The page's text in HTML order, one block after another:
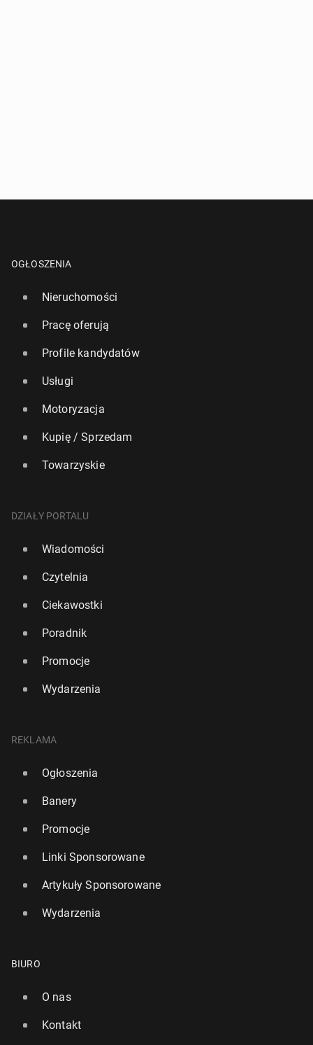
OGŁOSZENIA
Nieruchomości
Pracę oferują
Profile kandydatów
Usługi
Motoryzacja
Kupię / Sprzedam
Towarzyskie
DZIAŁY PORTALU
Wiadomości
Czytelnia
Ciekawostki
Poradnik
Promocje
Wydarzenia
REKLAMA
Ogłoszenia
Banery
Promocje
Linki Sponsorowane
Artykuły Sponsorowane
Wydarzenia
BIURO
O nas
Kontakt